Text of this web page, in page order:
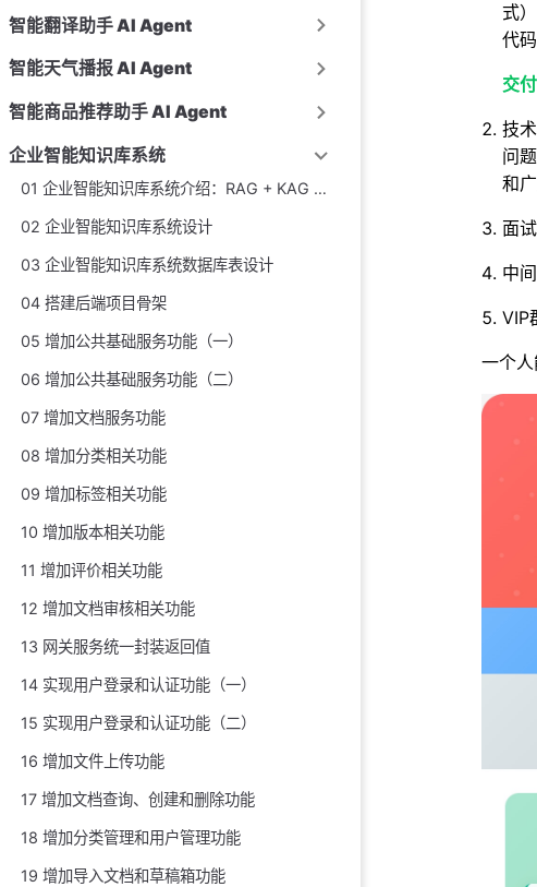
智能翻译助手 AI Agent
智能天气播报 AI Agent
智能商品推荐助手 AI Agent
企业智能知识库系统
01 企业智能知识库系统介绍：RAG + KAG + 知识图谱 + Spring Cloud 微服务实战项目
02 企业智能知识库系统设计
03 企业智能知识库系统数据库表设计
04 搭建后端项目骨架
05 增加公共基础服务功能（一）
06 增加公共基础服务功能（二）
07 增加文档服务功能
08 增加分类相关功能
09 增加标签相关功能
10 增加版本相关功能
11 增加评价相关功能
12 增加文档审核相关功能
13 网关服务统一封装返回值
14 实现用户登录和认证功能（一）
15 实现用户登录和认证功能（二）
16 增加文件上传功能
17 增加文档查询、创建和删除功能
18 增加分类管理和用户管理功能
19 增加导入文档和草稿箱功能
式
代
交
技
问
和广
面
中
VIP
一个人